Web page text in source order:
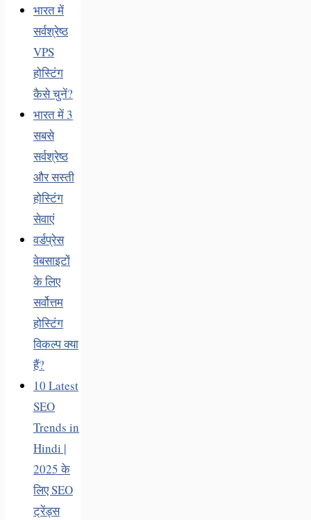
भारत में
सर्वश्रेष्ठ
VPS
होस्टिंग
कैसे चुनें?
भारत में 3
सबसे
सर्वश्रेष्ठ
और सस्ती
होस्टिंग
सेवाएं
वर्डप्रेस
वेबसाइटों
के लिए
सर्वोत्तम
होस्टिंग
विकल्प क्या
हैं?
10 Latest
SEO
Trends in
Hindi |
2025 के
लिए SEO
ट्रेंड्स